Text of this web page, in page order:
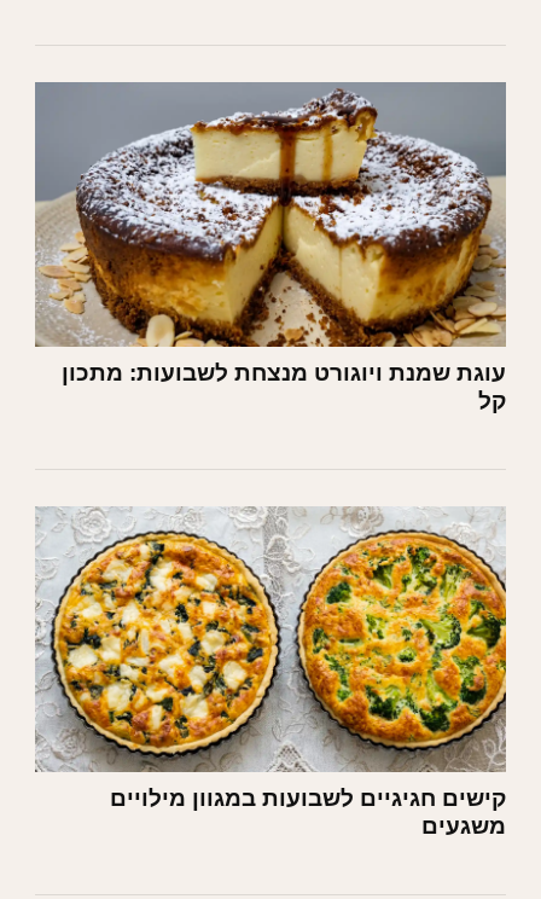
עוגת שמנת ויוגורט מנצחת לשבועות: מתכון
קל
קישים חגיגיים לשבועות במגוון מילויים
משגעים